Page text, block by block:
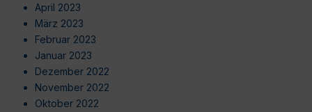
April 2023
März 2023
Februar 2023
Januar 2023
Dezember 2022
November 2022
Oktober 2022